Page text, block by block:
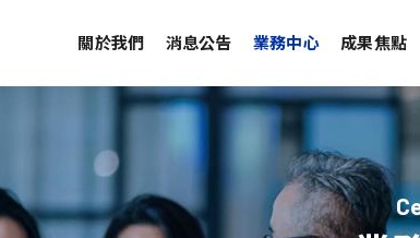
關於我們 消息公告 業務中心 成果焦點